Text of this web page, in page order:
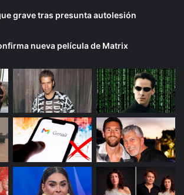
grave tras presunta autolesión
nueva película de Matrix